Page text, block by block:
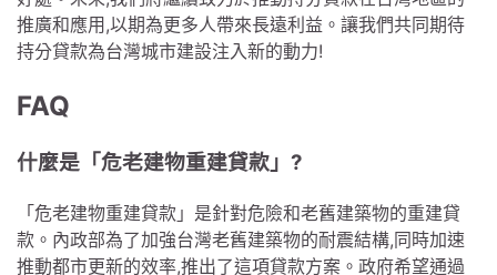
推廣和應用,以期為更多人帶來長遠利益。讓我們共同期待
持分貸款為台灣城市建設注入新的動力!
FAQ
什麼是「危老建物重建貸款」?
「危老建物重建貸款」是針對危險和老舊建築物的重建貸
款。內政部為了加強台灣老舊建築物的耐震結構,同時加速
推動都市更新的效率,推出了這項貸款方案。政府希望通過